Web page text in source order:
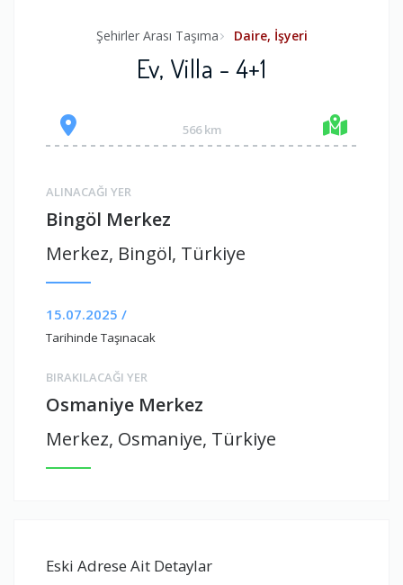
Şehirler Arası Taşıma Daire, İşyeri
Ev, Villa - 4+1
566 km
ALINACAĞI YER
Bingöl Merkez
Merkez, Bingöl, Türkiye
15.07.2025 /
Tarihinde Taşınacak
BIRAKILACAĞI YER
Osmaniye Merkez
Merkez, Osmaniye, Türkiye
Eski Adrese Ait Detaylar